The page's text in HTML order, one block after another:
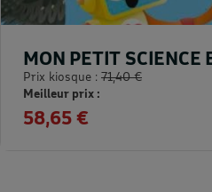
MON PETIT SCIENCE
Prix kiosque : 71,40 €
Meilleur prix :
58,65 €